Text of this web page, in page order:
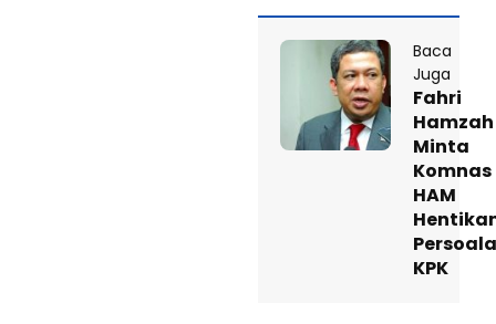
Baca
Juga
Fahri
Hamzah
Minta
Komnas
HAM
KPK